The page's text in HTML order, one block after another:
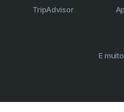
TripAdvisor
E